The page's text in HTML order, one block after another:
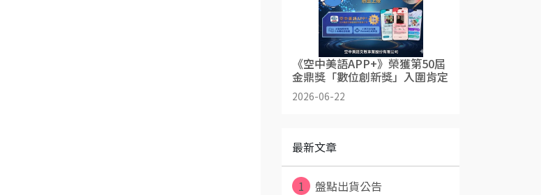
《空中美語APP+》榮獲第50屆
金鼎獎「數位創新獎」入圍肯定
2026-06-22
最新文章
1
盤點出貨公告